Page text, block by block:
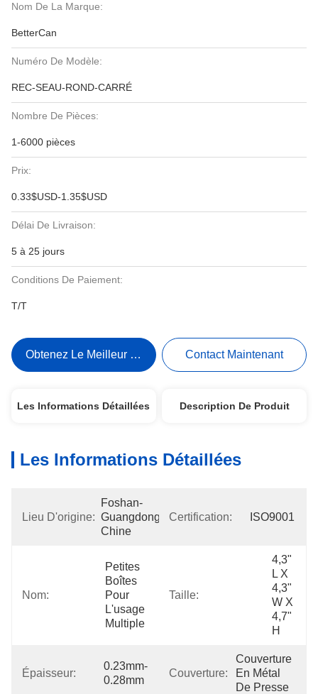
Nom De La Marque:
BetterCan
Numéro De Modèle:
REC-SEAU-ROND-CARRÉ
Nombre De Pièces:
1-6000 pièces
Prix:
0.33$USD-1.35$USD
Délai De Livraison:
5 à 25 jours
Conditions De Paiement:
T/T
Obtenez Le Meilleur Prix Contact Maintenant
Les Informations Détaillées Description De Produit
Les Informations Détaillées
Lieu D'origine:
Foshan-
Guangdong-
Chine
Certification: ISO9001
Nom:
Petites
Boîtes
Pour
L'usage
Multiple
Taille:
4,3"
L X
4,3"
W X
4,7"
H
Épaisseur:
0.23mm-
0.28mm
Couverture:
Couverture
En Métal
De Presse